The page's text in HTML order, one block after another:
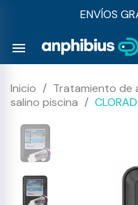
ENVÍOS
menu
Inicio Tratamiento de
salino piscina